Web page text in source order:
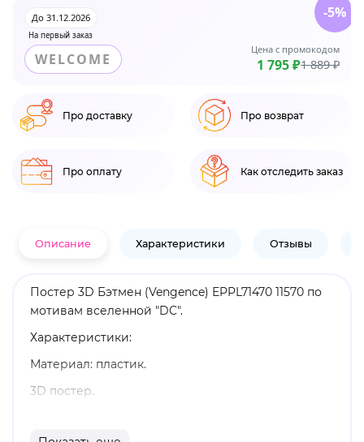
На первый заказ
До 31.12.2026
WELCOME
Цена с промокодом
1 795 ₽1 889 ₽
-5%
Про доставку Про возврат
Про оплату Как отследить заказ
Описание Характеристики Отзывы
Постер 3D Бэтмен (Vengence) EPPL71470 11570 по
мотивам вселенной "DC".
Характеристики:
Материал: пластик.
3D постер.